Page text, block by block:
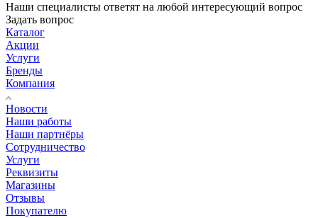
Наши специалисты ответят на любой интересующий вопрос
Задать вопрос
Каталог
Акции
Услуги
Бренды
Компания
Новости
Наши работы
Наши партнёры
Сотрудничество
Услуги
Реквизиты
Магазины
Отзывы
Покупателю